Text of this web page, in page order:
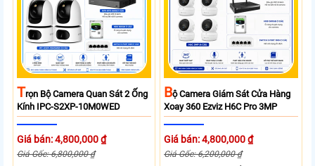
TRọn Bộ Camera Quan Sát 2 Ống
Kính IPC-S2XP-10M0WED
Giá bán: 4,800,000 ₫
Giá Gốc: 6,800,000 ₫
BỘ Camera Giám Sát Cửa Hàng
Xoay 360 Ezviz H6C Pro 3MP
Giá bán: 4,800,000 ₫
Giá Gốc: 6,200,000 ₫